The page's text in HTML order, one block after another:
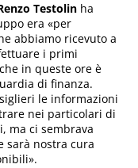
Testolin ha
era «per
abbiamo ricevuto a
i primi
in queste ore è
di finanza.
le informazioni
nei particolari di
ma ci sembrava
sarà nostra cura